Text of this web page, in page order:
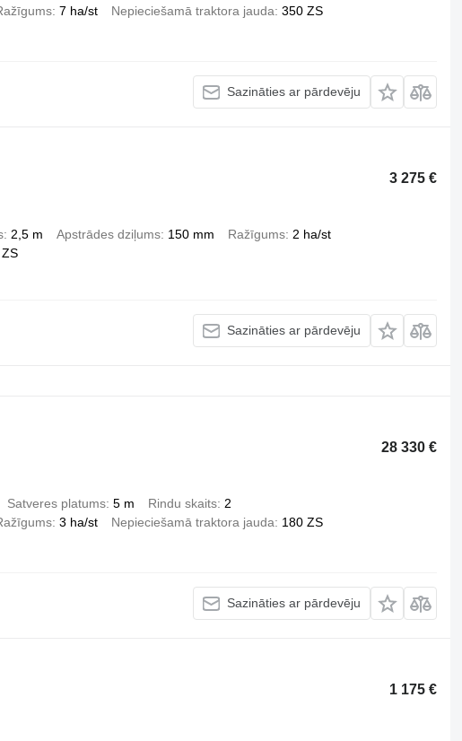
7 ha/st Nepieciešamā traktora jauda 350 ZS
Sazināties ar pārdevēju
3 275 €
2,5 m Apstrādes dziļums 150 mm Ražīgums 2 ha/st
Sazināties ar pārdevēju
28 330 €
Satveres platums 5 m Rindu skaits 2
3 ha/st Nepieciešamā traktora jauda 180 ZS
Sazināties ar pārdevēju
1 175 €